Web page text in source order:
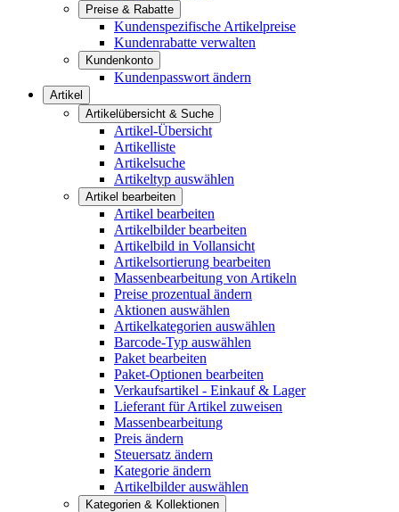
Preise & Rabatte
Kundenspezifische Artikelpreise
Kundenrabatte verwalten
Kundenkonto
Kundenpasswort ändern
Artikel
Artikelübersicht & Suche
Artikel-Übersicht
Artikelliste
Artikelsuche
Artikeltyp auswählen
Artikel bearbeiten
Artikel bearbeiten
Artikelbilder bearbeiten
Artikelbild in Vollansicht
Artikelsortierung bearbeiten
Massenbearbeitung von Artikeln
Preise prozentual ändern
Aktionen auswählen
Artikelkategorien auswählen
Barcode-Typ auswählen
Paket bearbeiten
Paket-Optionen bearbeiten
Verkaufsartikel - Einkauf & Lager
Lieferant für Artikel zuweisen
Massenbearbeitung
Preis ändern
Steuersatz ändern
Kategorie ändern
Artikelbilder auswählen
Kategorien & Kollektionen